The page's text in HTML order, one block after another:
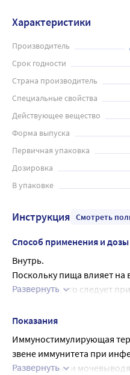
Характеристики
Производитель
Срок годности
Страна производитель
Специальные свойства
Действующее вещество
Форма выпуска
Первичная упаковка
Дозировка
В упаковке
Инструкция Смотреть
Способ применения и дозы
Внутрь.
Поскольку пища влияет на
Имунорикс, его следует
Острая фаза: по 800 мг (2
до или 2 часа после
далее поддерживающая
раз в сутки в течение 60
Развернуть
Показания
Иммуностимулирующая
звене иммунитета при
дыхательных и
Развернуть